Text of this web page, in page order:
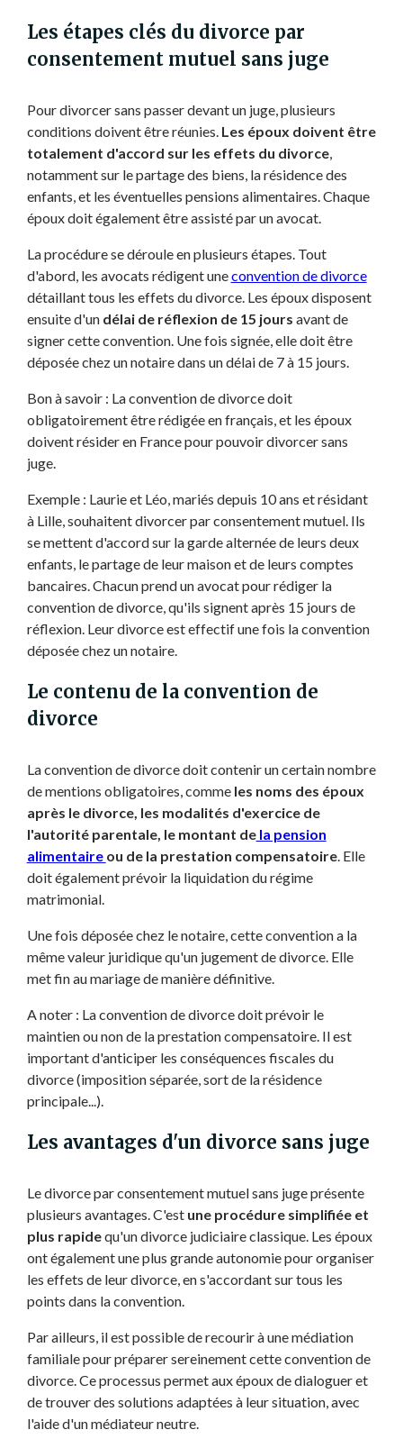
Les étapes clés du divorce par
consentement mutuel sans juge
Pour divorcer sans passer devant un juge, plusieurs
conditions doivent être réunies. Les époux doivent être
totalement d'accord sur les effets du divorce,
notamment sur le partage des biens, la résidence des
enfants, et les éventuelles pensions alimentaires. Chaque
époux doit également être assisté par un avocat.
La procédure se déroule en plusieurs étapes. Tout
d'abord, les avocats rédigent uneconvention de divorce
détaillant tous les effets du divorce. Les époux disposent
ensuite d'un délai de réflexion de 15 jours avant de
signer cette convention. Une fois signée, elle doit être
déposée chez un notaire dans un délai de 7 à 15 jours.
Bon à savoir : La convention de divorce doit
obligatoirement être rédigée en français, et les époux
doivent résider en France pour pouvoir divorcer sans
juge.
Exemple : Laurie et Léo, mariés depuis 10 ans et résidant
à Lille, souhaitent divorcer par consentement mutuel. Ils
se mettent d'accord sur la garde alternée de leurs deux
enfants, le partage de leur maison et de leurs comptes
bancaires. Chacun prend un avocat pour rédiger la
convention de divorce, qu'ils signent après 15 jours de
réflexion. Leur divorce est effectif une fois la convention
déposée chez un notaire.
Le contenu de la convention de
divorce
La convention de divorce doit contenir un certain nombre
de mentions obligatoires, comme les noms des époux
après le divorce, les modalités d'exercice de
l'autorité parentale, le montant dela pension
alimentaire ou de la prestation compensatoire. Elle
doit également prévoir la liquidation du régime
matrimonial.
Une fois déposée chez le notaire, cette convention a la
même valeur juridique qu'un jugement de divorce. Elle
met fin au mariage de manière définitive.
A noter : La convention de divorce doit prévoir le
maintien ou non de la prestation compensatoire. Il est
important d'anticiper les conséquences fiscales du
divorce (imposition séparée, sort de la résidence
principale...).
Les avantages d'un divorce sans juge
Le divorce par consentement mutuel sans juge présente
plusieurs avantages. C'est une procédure simplifiée et
plus rapidequ'un divorce judiciaire classique. Les époux
ont également une plus grande autonomie pour organiser
les effets de leur divorce, en s'accordant sur tous les
points dans la convention.
Par ailleurs, il est possible de recourir à une médiation
familiale pour préparer sereinement cette convention de
divorce. Ce processus permet aux époux de dialoguer et
de trouver des solutions adaptées à leur situation, avec
l'aide d'un médiateur neutre.